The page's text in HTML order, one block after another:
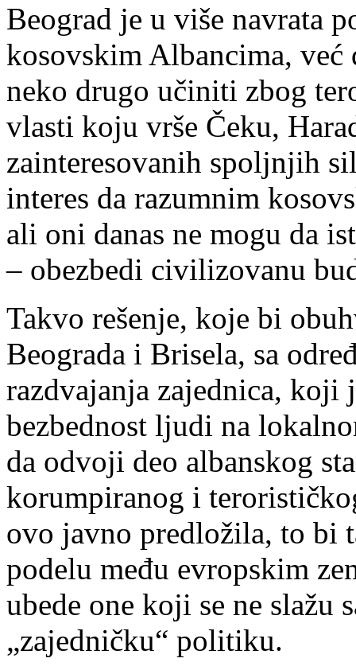
Beograd je u više navrata
kosovskim Albancima, već
neko drugo učiniti zbog
vlasti koju vrše Čeku,
zainteresovanih spoljnjih
interes da razumnim
ali oni danas ne mogu da
– obezbedi civilizovanu
Takvo rešenje, koje bi
Beograda i Brisela, sa
razdvajanja zajednica, koji
bezbednost ljudi na
da odvoji deo albanskog
korumpiranog i
ovo javno predložila, to bi
podelu među evropskim
ubede one koji se ne slažu
„zajedničku“ politiku.